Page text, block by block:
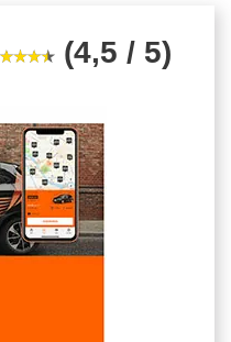
(4,5 / 5)